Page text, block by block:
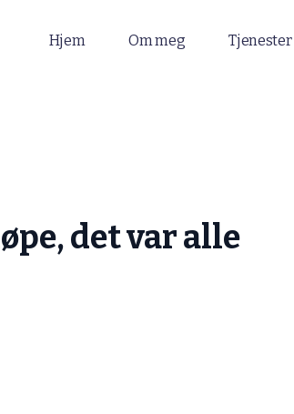
Hjem Om meg Tjenester
det var alle